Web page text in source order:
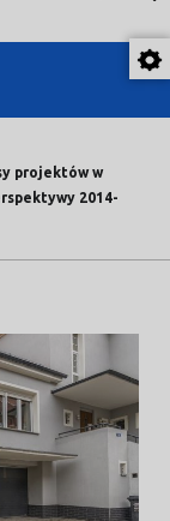
projektów w
2014-